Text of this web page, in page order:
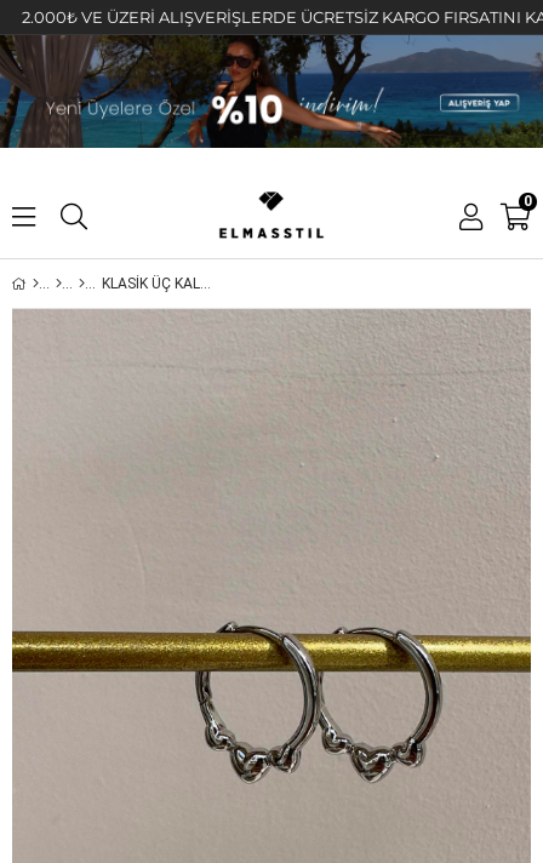
VE ÜZERİ ALIŞVERİŞLERDE ÜCRETSİZ KARGO FIRSATINI
0
KLASİK ÜÇ KALP SIRALI HALKA KÜPE